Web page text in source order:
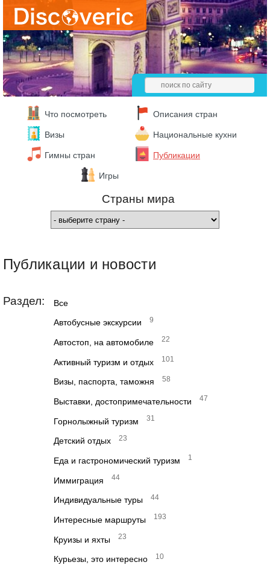
Что посмотреть Описания стран
Визы Национальные кухни
Гимны стран Публикации
Игры
Страны мира
Публикации и новости
Раздел: Все
Автобусные экскурсии 9
Автостоп, на автомобиле 22
Активный туризм и отдых 101
Визы, паспорта, таможня 58
Выставки, достопримечательности 47
Горнолыжный туризм 31
Детский отдых 23
Еда и гастрономический туризм 1
Иммиграция 44
Индивидуальные туры 44
Интересные маршруты 193
Круизы и яхты 23
Курьезы, это интересно 10